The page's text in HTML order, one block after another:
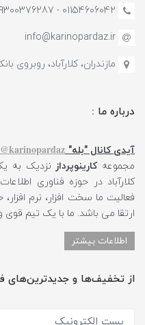
01154606042 - 09300376287
info@karinopardaz.ir
مازندران، کلارآباد،
درباره ما :
آیدی کانال "بله" karinopardaz@
مجموعهکارینوپرداز نزدیک به
کلارآباد در حوزه فناوری
فعالیت ما سخت افزار، نرم
ارتقا می باشد. ما با یک تیم
اطلاعات بیشتر
از تخفیف‌ها و جدیدترین‌های